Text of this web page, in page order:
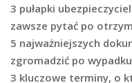
3 pułapki
zawsze pytać po
5 najważniejszych
zgromadzić po
3 kluczowe terminy, o